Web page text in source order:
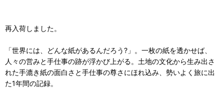
再入荷しました。
「世界には、どんな紙があるんだろう?」。一枚の紙を透かせば、
人々の営みと手仕事の跡が浮かび上がる。土地の文化から生み出さ
れた手漉き紙の面白さと手仕事の尊さにほれ込み、勢いよく旅に出
た1年間の記録。